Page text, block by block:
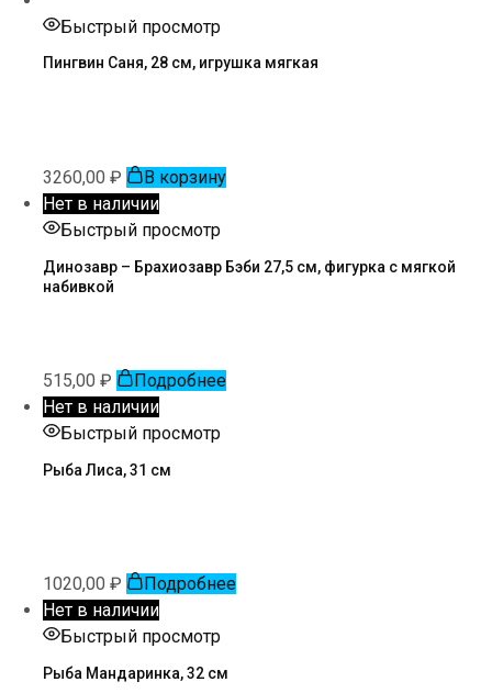
Быстрый просмотр
Пингвин Саня, 28 см, игрушка мягкая
3260,00 ₽
В корзину
Нет в наличии
Быстрый просмотр
Динозавр – Брахиозавр Бэби 27,5 см, фигурка с мягкой
набивкой
515,00 ₽
Подробнее
Нет в наличии
Быстрый просмотр
Рыба Лиса, 31 см
1020,00 ₽
Подробнее
Нет в наличии
Быстрый просмотр
Рыба Мандаринка, 32 см